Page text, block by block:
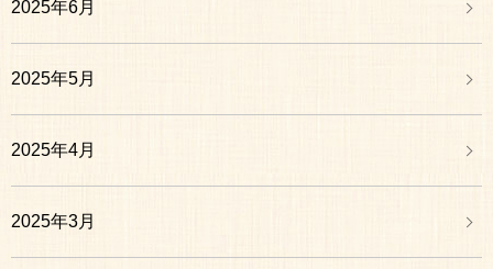
2025年6月
2025年5月
2025年4月
2025年3月